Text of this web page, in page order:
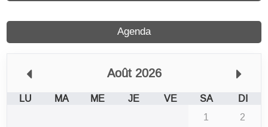
Agenda
Août 2026
LU MA ME JE VE SA
DI
1
2